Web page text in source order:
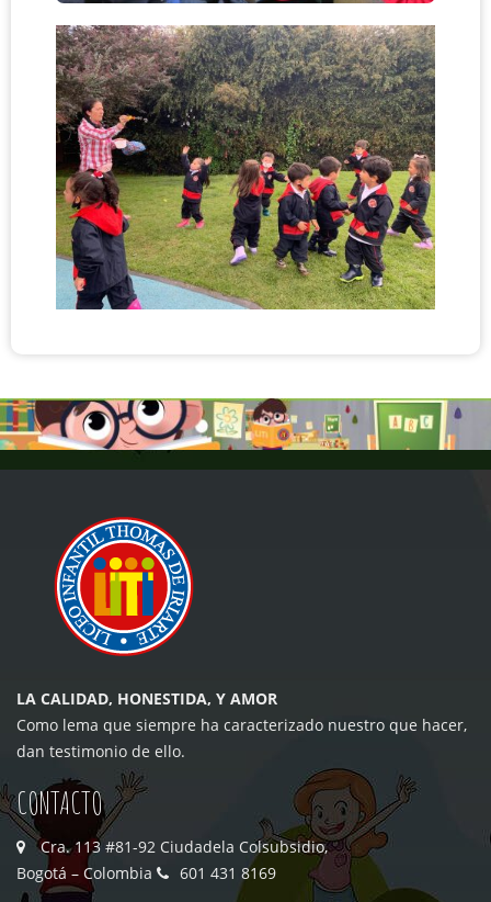
LA CALIDAD, HONESTIDA, Y AMOR
Como lema que siempre ha caracterizado nuestro que hacer,
dan testimonio de ello.
CONTACTO
Cra. 113 #81-92 Ciudadela Colsubsidio,
Bogotá – Colombia
601 431 8169